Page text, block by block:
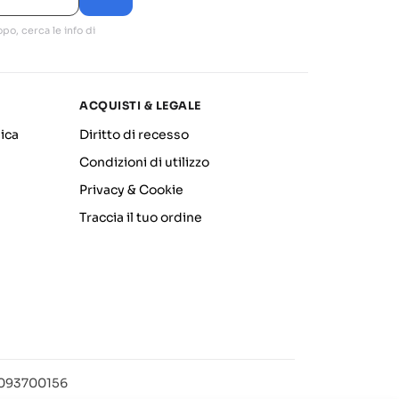
cerca le info di
ACQUISTI & LEGALE
Diritto di recesso
Condizioni di utilizzo
Privacy & Cookie
Traccia il tuo ordine